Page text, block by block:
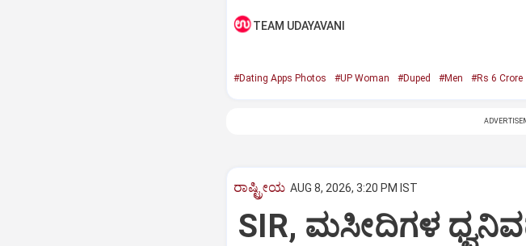
TEAM UDAYAVANI
#Dating Apps Photos #UP Woman #Duped #Men #Rs 6 Crore
ರಾಷ್ಟ್ರೀಯ AUG 8, 2026, 3:20 PM IST
SIR, ಮಸೀದಿಗಳ